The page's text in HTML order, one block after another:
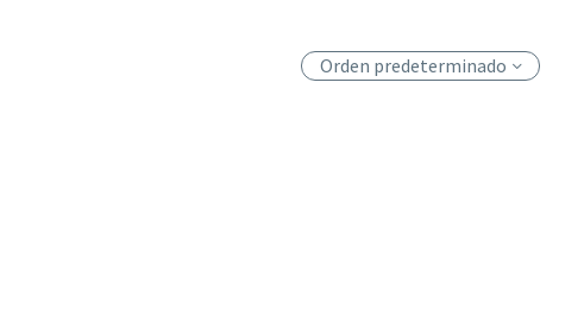
Orden predeterminado